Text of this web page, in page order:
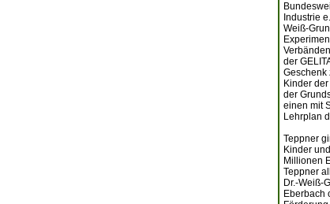
Industrie
Weiß-
der
Geschenk
Kinder
der
einen mit
Lehrplan
Teppner
Kinder
Millionen
Teppner
Dr.-Weiß-
Eberbach